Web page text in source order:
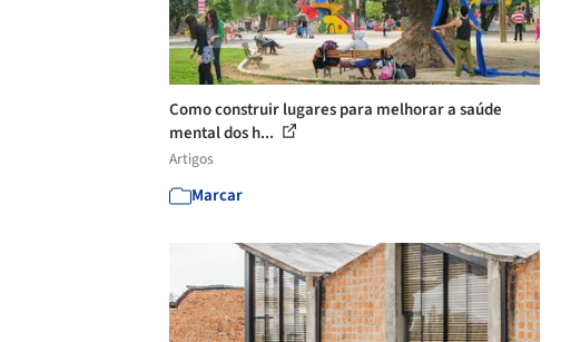
Como construir lugares para melhorar a saúde
mental dos h...
Artigos
Marcar